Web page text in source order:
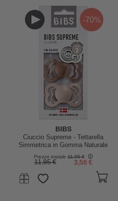
-70%
BIBS
Ciuccio Supreme - Tettarella
Simmetrica in Gomma Naturale
- Woodchuck e Rosa Cipria -
Senza PBA, PVC e Flatati
Prezzo iniziale11,95 €
11,95 € 3,58 €